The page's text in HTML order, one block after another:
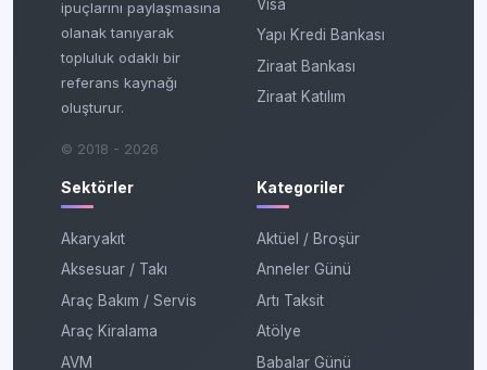
ipuçlarını paylaşmasına
olanak tanıyarak
topluluk odaklı bir
referans kaynağı
oluşturur.
© 2018 - 2026
Visa
Yapı Kredi Bankası
Ziraat Bankası
Ziraat Katılım
Sektörler
Akaryakıt
Aksesuar / Takı
Araç Bakım / Servis
Araç Kiralama
AVM
Kategoriler
Aktüel / Broşür
Anneler Günü
Artı Taksit
Atölye
Babalar Günü